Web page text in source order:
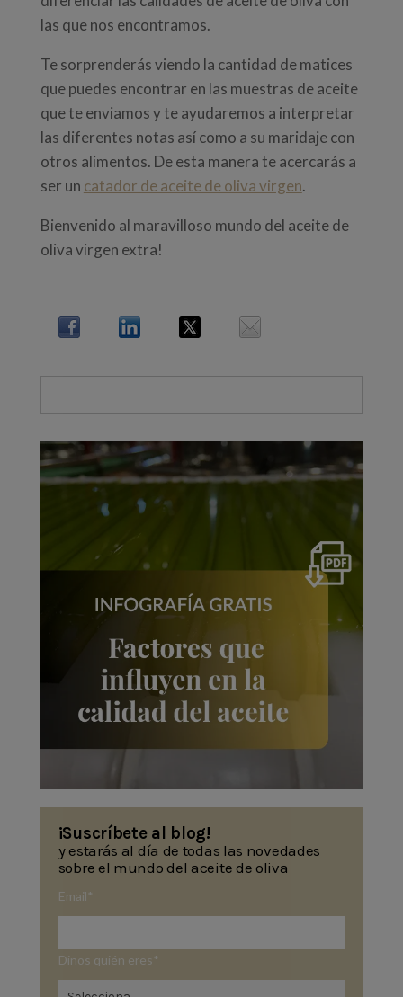
las que nos encontramos.
Te sorprenderás viendo la cantidad de matices
que puedes encontrar en las muestras de aceite
que te enviamos y te ayudaremos a interpretar
las diferentes notas así como a su maridaje con
otros alimentos. De esta manera te acercarás a
ser un catador de aceite de oliva virgen.
Bienvenido al maravilloso mundo del aceite de
oliva virgen extra!
¡Suscríbete al blog!
y estarás al día de todas las novedades
sobre el mundo del aceite de oliva
Email *
Dinos quién eres *